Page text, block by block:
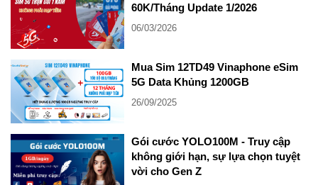
60K/Tháng Update 1/2026
06/03/2026
Mua Sim 12TD49 Vinaphone eSim
5G Data Khủng 1200GB
26/09/2025
Gói cước YOLO100M - Truy cập
không giới hạn, sự lựa chọn tuyệt
vời cho Gen Z